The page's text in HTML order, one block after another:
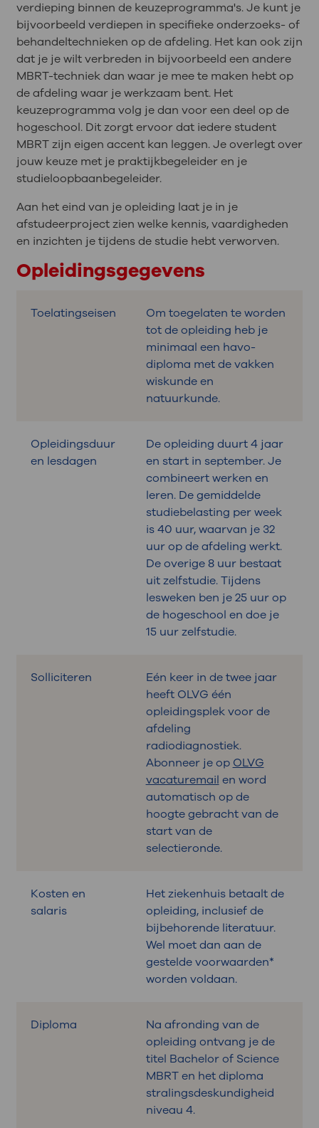
verdieping binnen de keuzeprogramma's. Je kunt je
bijvoorbeeld verdiepen in specifieke onderzoeks- of
behandeltechnieken op de afdeling. Het kan ook zijn
dat je je wilt verbreden in bijvoorbeeld een andere
MBRT-techniek dan waar je mee te maken hebt op
de afdeling waar je werkzaam bent. Het
keuzeprogramma volg je dan voor een deel op de
hogeschool. Dit zorgt ervoor dat iedere student
MBRT zijn eigen accent kan leggen. Je overlegt over
jouw keuze met je praktijkbegeleider en je
studieloopbaanbegeleider.
Aan het eind van je opleiding laat je in je
afstudeerproject zien welke kennis, vaardigheden
en inzichten je tijdens de studie hebt verworven.
Opleidingsgegevens
Toelatingseisen
Om toegelaten te worden
tot de opleiding heb je
minimaal een havo-
diploma met de vakken
wiskunde en
natuurkunde.
Opleidingsduur
en lesdagen
De opleiding duurt 4 jaar
en start in september. Je
combineert werken en
leren. De gemiddelde
studiebelasting per week
is 40 uur, waarvan je 32
uur op de afdeling werkt.
De overige 8 uur bestaat
uit zelfstudie. Tijdens
lesweken ben je 25 uur op
de hogeschool en doe je
15 uur zelfstudie.
Solliciteren
Eén keer in de twee jaar
heeft OLVG één
opleidingsplek voor de
afdeling
radiodiagnostiek.
Abonneer je op OLVG
vacaturemail en word
automatisch op de
hoogte gebracht van de
start van de
selectieronde.
Kosten en
salaris
Het ziekenhuis betaalt de
opleiding, inclusief de
bijbehorende literatuur.
Wel moet dan aan de
gestelde voorwaarden*
worden voldaan.
Diploma
Na afronding van de
opleiding ontvang je de
titel Bachelor of Science
MBRT en het diploma
stralingsdeskundigheid
niveau 4.